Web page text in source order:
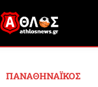
ΠΑΝΑΘΗΝΑΪΚΟΣ